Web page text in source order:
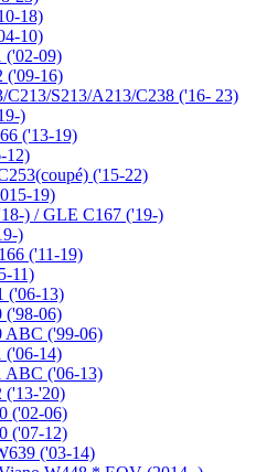
18)
10)
('02-09)
('09-16)
C213/S213/A213/C238 ('16- 23)
)
('13-19)
12)
('15-22)
19)
) / GLE C167 ('19-)
)
('11-19)
11)
('06-13)
('98-06)
ABC ('99-06)
('06-14)
ABC ('06-13)
('13-'20)
('02-06)
('07-12)
('03-14)